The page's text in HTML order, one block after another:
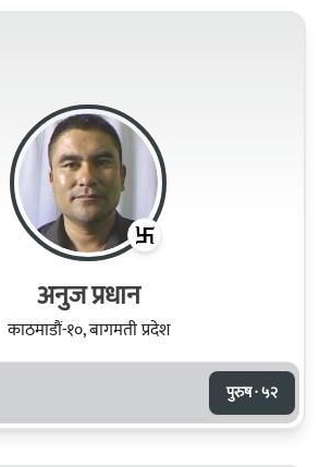
अनुज प्रधान
काठमाडौं-१०, बागमती प्रदेश
पुरुष · ५२